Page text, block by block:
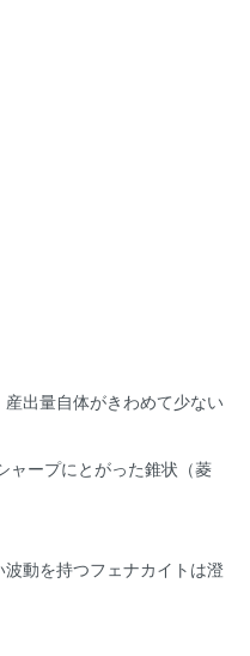
出量自体がきわめて少ない
ャープにとがった錐状（菱
動を持つフェナカイトは澄